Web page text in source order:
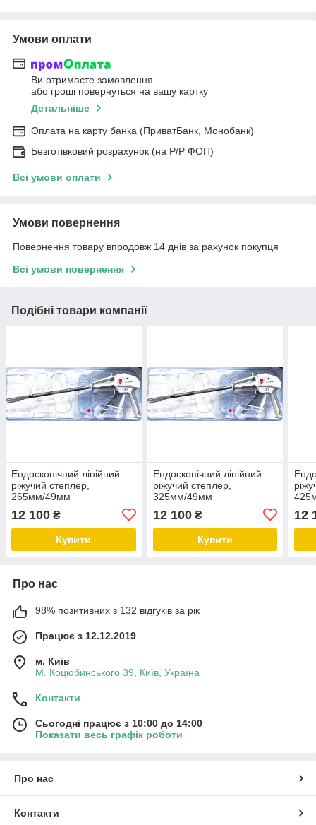
Умови оплати
Ви отримаєте замовлення
або гроші повернуться на вашу картку
Детальніше
Оплата на карту банка (ПриватБанк, Монобанк)
Безготівковий розрахунок (на Р/Р ФОП)
Всі умови оплати
Умови повернення
Повернення товару впродовж 14 днів за рахунок покупця
Всі умови повернення
Подібні товари компанії
Ендоскопічний лінійний
ріжучий степлер,
265мм/49мм
12 100 ₴
Купити
Ендоскопічний лінійний
ріжучий степлер,
325мм/49мм
12 100₴
Купити
12
Про нас
98% позитивних з 132 відгуків за рік
Працює з 12.12.2019
м. Київ
М. Коцюбинського 39, Київ, Україна
Контакти
Сьогодні працює з 10:00 до 14:00
Показати весь графік роботи
Про нас
Контакти